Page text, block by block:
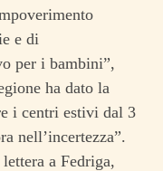
e di
per i bambini”,
ha dato la
i centri estivi dal 3
nell’incertezza”.
a Fedriga,